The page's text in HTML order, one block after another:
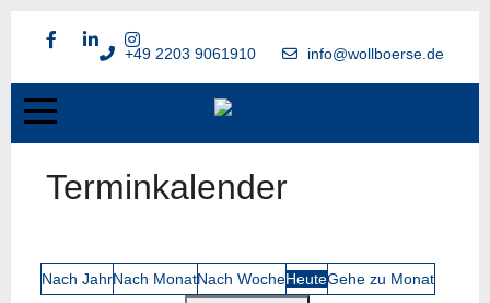
+49 2203 9061910 info@wollboerse.de
Terminkalender
Nach JahrNach MonatNach WocheHeuteGehe zu Monat